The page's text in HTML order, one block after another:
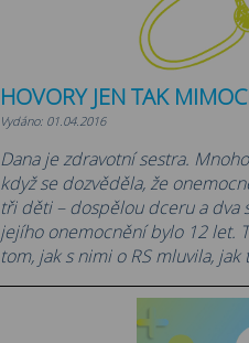
HOVORY JEN TAK
Vydáno: 01.04.2016
Dana je zdravotní sestra.
když se dozvěděla, že
tři děti – dospělou dceru a dva
jejího onemocnění bylo 12 let.
tom, jak s nimi o RS mluvila,